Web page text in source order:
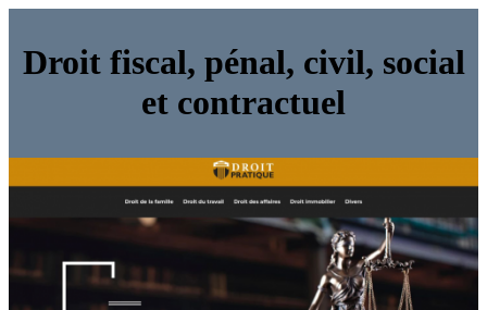
Droit fiscal, pénal, civil, social
et contractuel